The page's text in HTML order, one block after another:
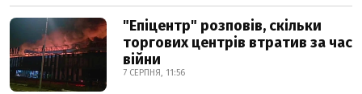
"Епіцентр" розповів, скільки
торгових центрів втратив за час
війни
7 СЕРПНЯ, 11:56